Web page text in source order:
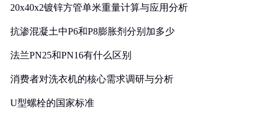
20x40x2镀锌方管单米重量计算与应用分析
抗渗混凝土中P6和P8膨胀剂分别加多少
法兰PN25和PN16有什么区别
消费者对洗衣机的核心需求调研与分析
U型螺栓的国家标准